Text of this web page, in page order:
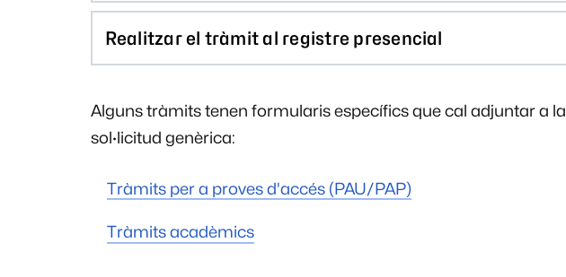
Realitzar el tràmit al registre presencial
Alguns tràmits tenen formularis específics que cal adjuntar a la
sol·licitud genèrica:
Tràmits per a proves d'accés (PAU/PAP)
Tràmits acadèmics